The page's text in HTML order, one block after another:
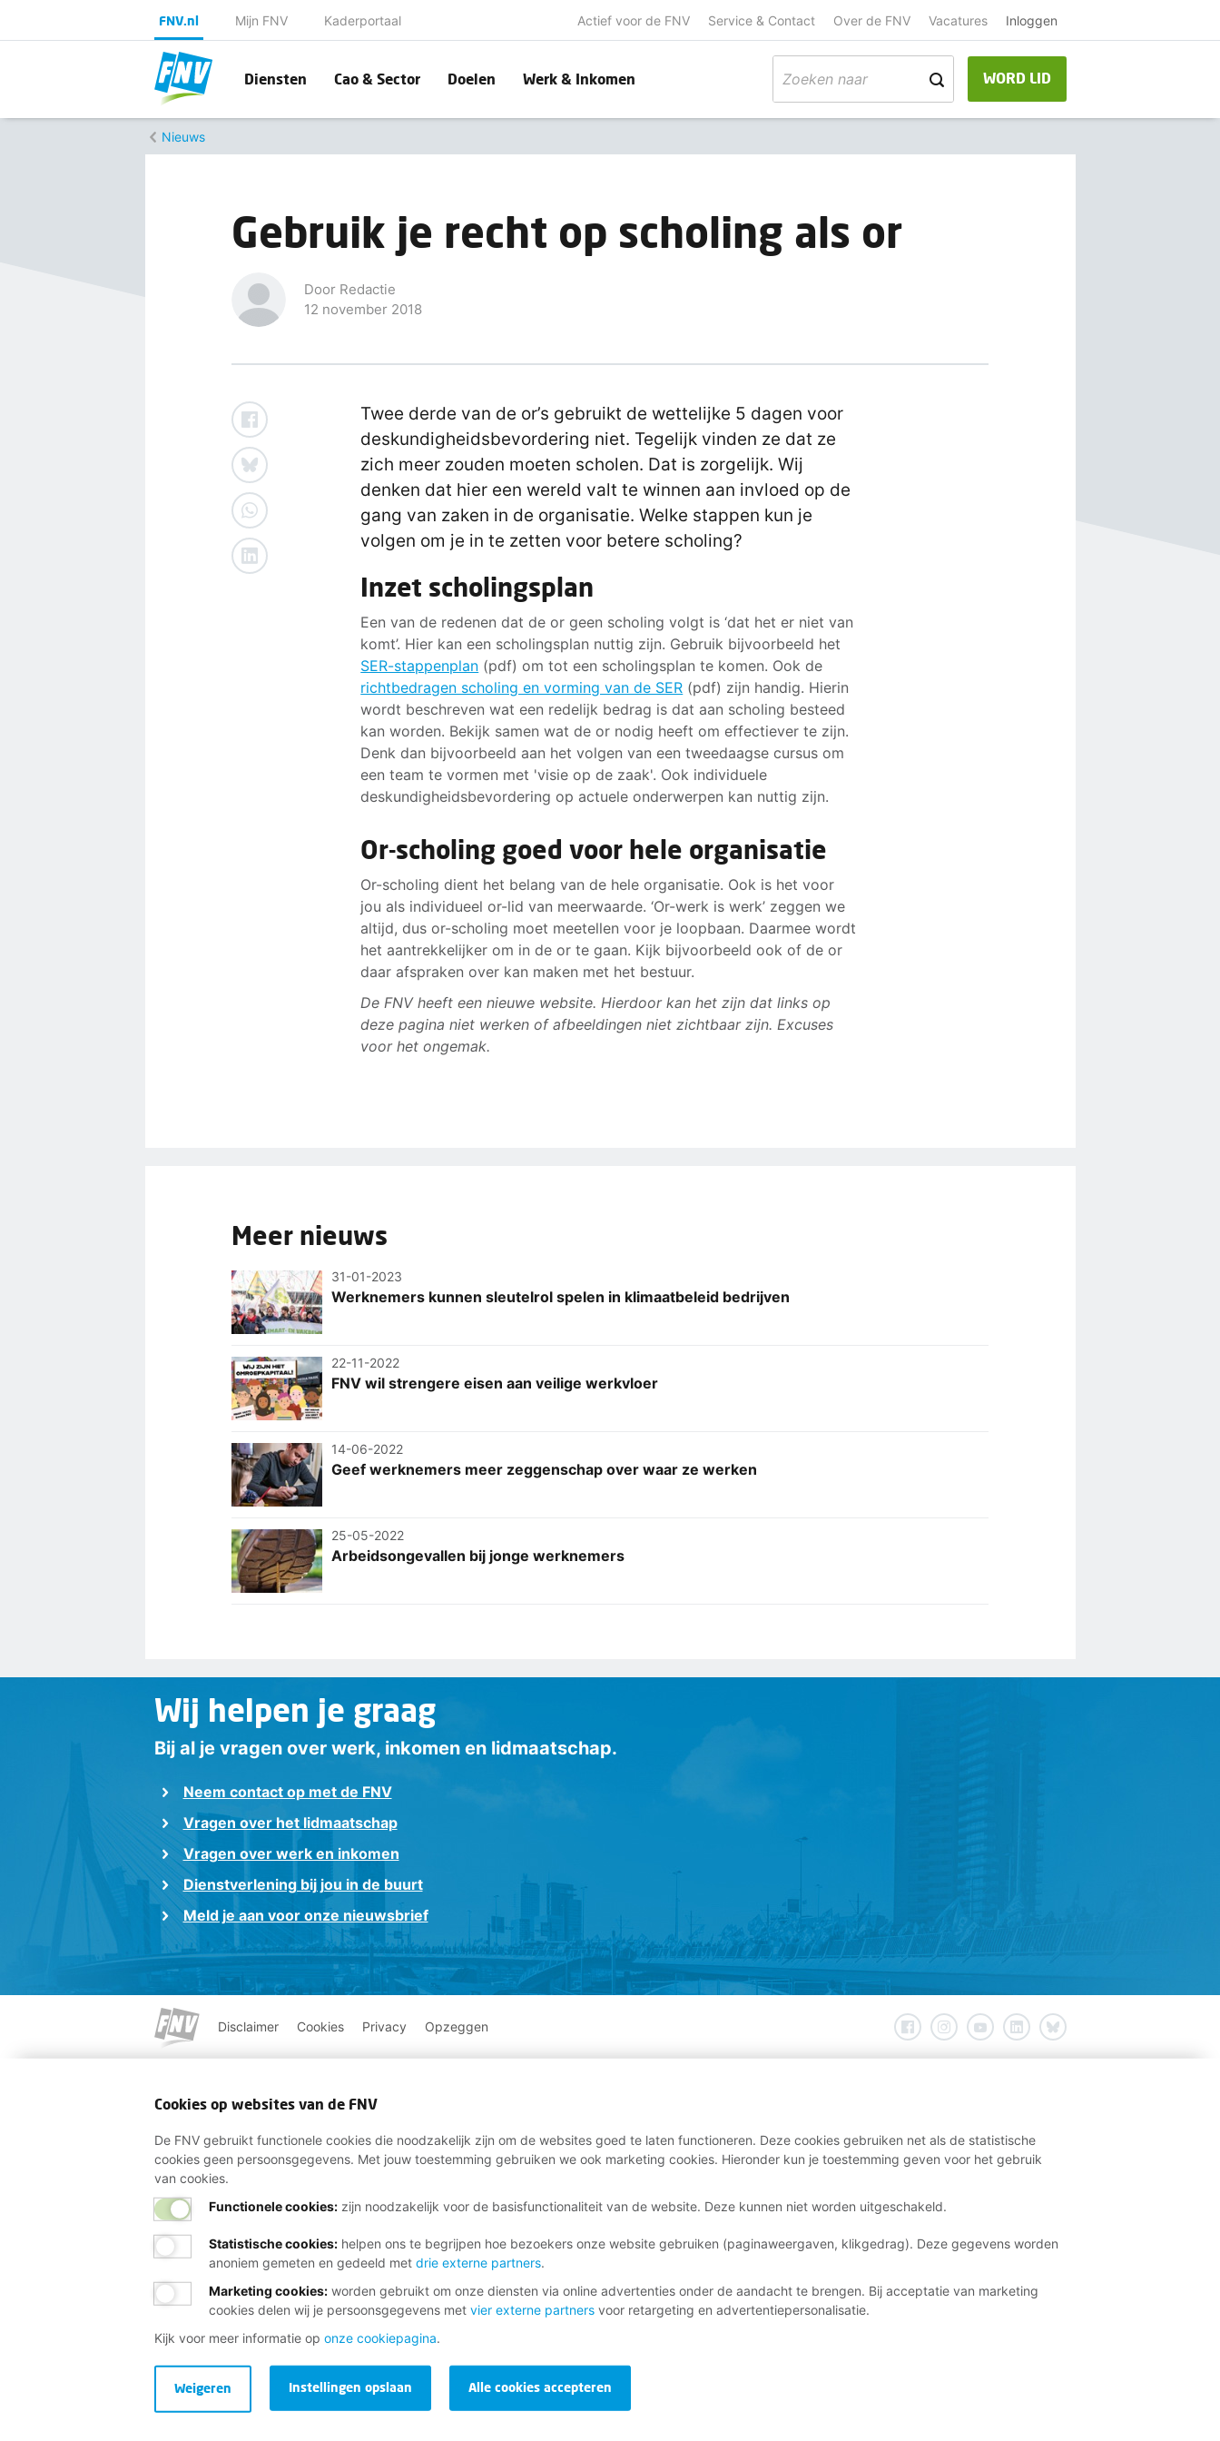
FNV.nl Mijn FNV Kaderportaal Actief voor de FNV Service & Contact Over de FNV Vacatures Inloggen
Diensten Cao & Sector Doelen Werk & Inkomen WORD LID
Nieuws
Gebruik je recht op scholing als or
Door Redactie
12 november 2018
Twee derde van de or’s gebruikt de wettelijke 5 dagen voor
deskundigheidsbevordering niet. Tegelijk vinden ze dat ze
zich meer zouden moeten scholen. Dat is zorgelijk. Wij
denken dat hier een wereld valt te winnen aan invloed op de
gang van zaken in de organisatie. Welke stappen kun je
volgen om je in te zetten voor betere scholing?
Inzet scholingsplan
Een van de redenen dat de or geen scholing volgt is ‘dat het er niet van
komt’. Hier kan een scholingsplan nuttig zijn. Gebruik bijvoorbeeld het
SER-stappenplan (pdf) om tot een scholingsplan te komen. Ook de
richtbedragen scholing en vorming van de SER (pdf) zijn handig. Hierin
wordt beschreven wat een redelijk bedrag is dat aan scholing besteed
kan worden. Bekijk samen wat de or nodig heeft om effectiever te zijn.
Denk dan bijvoorbeeld aan het volgen van een tweedaagse cursus om
een team te vormen met 'visie op de zaak'. Ook individuele
deskundigheidsbevordering op actuele onderwerpen kan nuttig zijn.
Or-scholing goed voor hele organisatie
Or-scholing dient het belang van de hele organisatie. Ook is het voor
jou als individueel or-lid van meerwaarde. ‘Or-werk is werk’ zeggen we
altijd, dus or-scholing moet meetellen voor je loopbaan. Daarmee wordt
het aantrekkelijker om in de or te gaan. Kijk bijvoorbeeld ook of de or
daar afspraken over kan maken met het bestuur.
De FNV heeft een nieuwe website. Hierdoor kan het zijn dat links op
deze pagina niet werken of afbeeldingen niet zichtbaar zijn. Excuses
voor het ongemak.
Meer nieuws
31-01-2023
Werknemers kunnen sleutelrol spelen in klimaatbeleid bedrijven
22-11-2022
FNV wil strengere eisen aan veilige werkvloer
14-06-2022
Geef werknemers meer zeggenschap over waar ze werken
25-05-2022
Arbeidsongevallen bij jonge werknemers
Wij helpen je graag
Bij al je vragen over werk, inkomen en lidmaatschap.
Neem contact op met de FNV
Vragen over het lidmaatschap
Vragen over werk en inkomen
Dienstverlening bij jou in de buurt
Meld je aan voor onze nieuwsbrief
Disclaimer Cookies Privacy Opzeggen
Cookies op websites van de FNV
De FNV gebruikt functionele cookies die noodzakelijk zijn om de websites goed te laten functioneren. Deze cookies gebruiken net als de statistische
cookies geen persoonsgegevens. Met jouw toestemming gebruiken we ook marketing cookies. Hieronder kun je toestemming geven voor het gebruik
van cookies.
Functionele cookies:zijn noodzakelijk voor de basisfunctionaliteit van de website. Deze kunnen niet worden uitgeschakeld.
Statistische cookies: helpen ons te begrijpen hoe bezoekers onze website gebruiken (paginaweergaven, klikgedrag). Deze gegevens worden
anoniem gemeten en gedeeld met drie externe partners.
Marketing cookies: worden gebruikt om onze diensten via online advertenties onder de aandacht te brengen. Bij acceptatie van marketing
cookies delen wij je persoonsgegevens met vier externe partnersvoor retargeting en advertentiepersonalisatie.
Kijk voor meer informatie op onze cookiepagina.
Alle cookies accepteren
Instellingen opslaan
Weigeren